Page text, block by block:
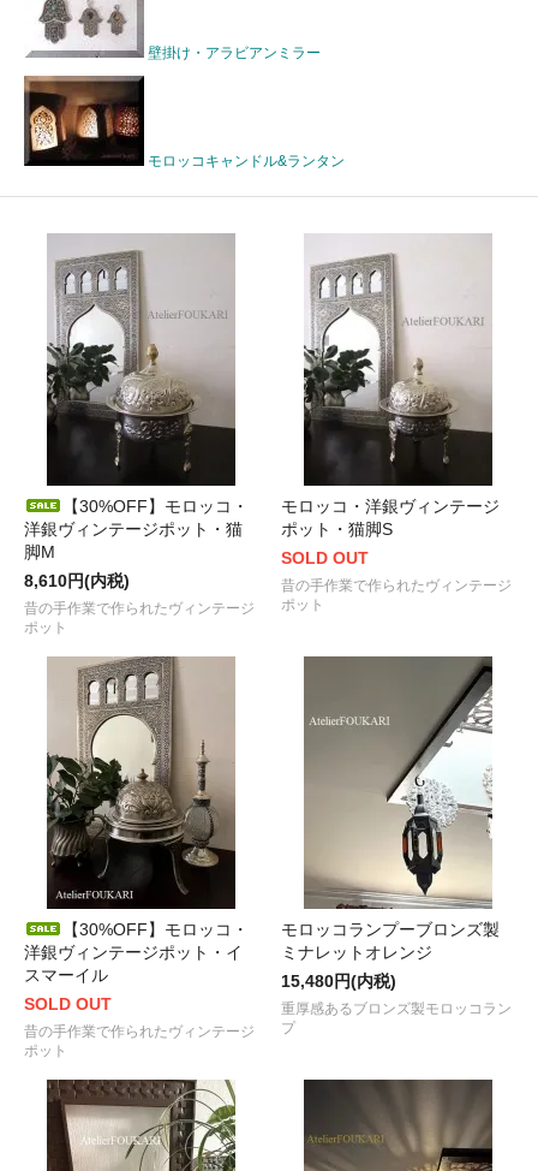
壁掛け・アラビアンミラー
モロッコキャンドル&ランタン
【30%OFF】モロッコ・
洋銀ヴィンテージポット・猫
脚M
8,610円(内税)
昔の手作業で作られたヴィンテージ
ポット
モロッコ・洋銀ヴィンテージ
ポット・猫脚S
SOLD OUT
昔の手作業で作られたヴィンテージ
ポット
【30%OFF】モロッコ・
洋銀ヴィンテージポット・イ
スマーイル
SOLD OUT
昔の手作業で作られたヴィンテージ
ポット
モロッコランプーブロンズ製
ミナレットオレンジ
15,480円(内税)
重厚感あるブロンズ製モロッコラン
プ